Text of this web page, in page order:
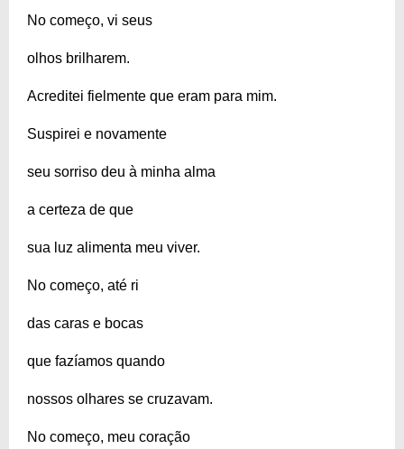
No começo, vi seus
olhos brilharem.
Acreditei fielmente que eram para mim.
Suspirei e novamente
seu sorriso deu à minha alma
a certeza de que
sua luz alimenta meu viver.
No começo, até ri
das caras e bocas
que fazíamos quando
nossos olhares se cruzavam.
No começo, meu coração